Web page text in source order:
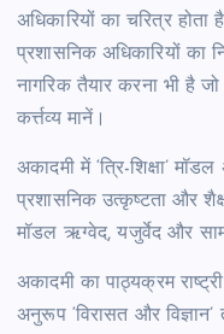
अधिकारियों का चरित्र
प्रशासनिक अधिकारियों का
नागरिक तैयार करना भी है
कर्त्तव्य मानें।
अकादमी में ‘त्रि-शिक्षा’
प्रशासनिक उत्कृष्टता और
मॉडल ऋग्वेद, यजुर्वेद और
अकादमी का पाठ्यक्रम
अनुरूप ‘विरासत और विज्ञान’